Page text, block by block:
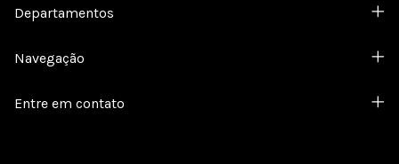
Departamentos
Navegação
Entre em contato